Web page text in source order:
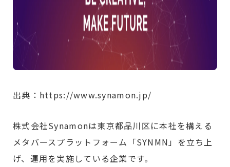
出典：https://www.synamon.jp/
株式会社Synamonは東京都品川区に本社を構える
メタバースプラットフォーム「SYNMN」を立ち上
げ、運用を実施している企業です。